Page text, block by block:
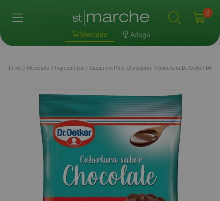
Mercado Adega
0
Início Mercearia Ingredientes Cacau em Pó e Chocolates Cobertura Dr. Oetker